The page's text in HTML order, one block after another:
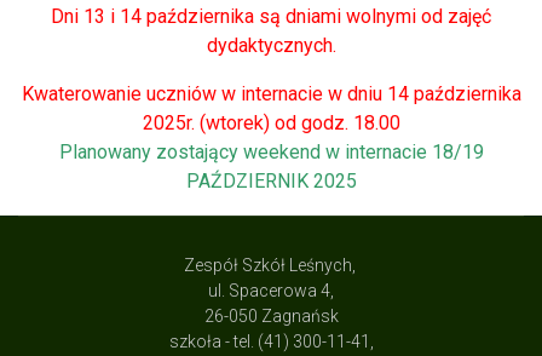
Dni 13 i 14 października są dniami wolnymi od zajęć
dydaktycznych.
Kwaterowanie uczniów w internacie w dniu 14 października
2025r. (wtorek) od godz. 18.00
Planowany zostający weekend w internacie 18/19
PAŹDZIERNIK 2025
Zespół Szkół Leśnych,
ul. Spacerowa 4,
26-050 Zagnańsk
szkoła - tel. (41) 300-11-41,